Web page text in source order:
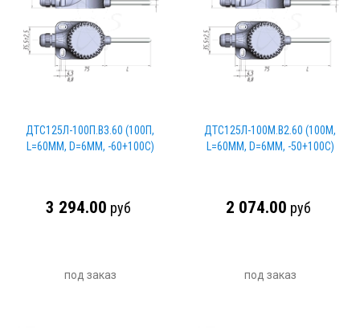
ДТС125Л-100П.В3.60 (100П,
L=60ММ, D=6ММ, -60+100С)
3 294.00 руб
под заказ
ДТС125Л-100М.В2.60 (100М,
L=60ММ, D=6ММ, -50+100С)
2 074.00 руб
под заказ